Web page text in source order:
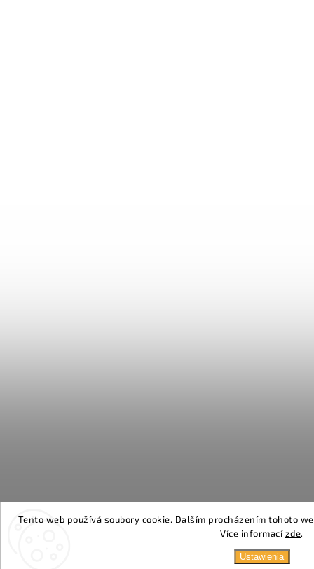
Tento web používá soubory cookie. Dalším procházením tohoto
Více informacízde.
Ustawienia